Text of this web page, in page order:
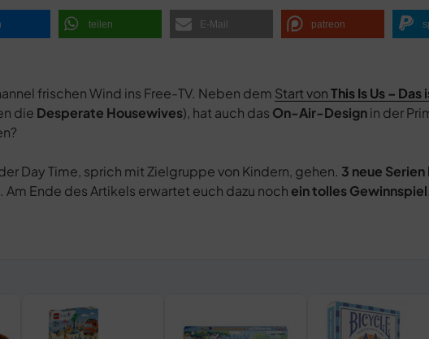
teilen E-Mail patreon
frischen Wind ins Free-TV. Neben dem Start vonThis Is Us –
die Desperate Housewives), hat auch das On-Air-Designin der
Day Time, sprich mit Zielgruppe von Kindern, gehen. 3 neue Serien
Ende des Artikels erwartet euch dazu noch ein tolles Gewinnspiel